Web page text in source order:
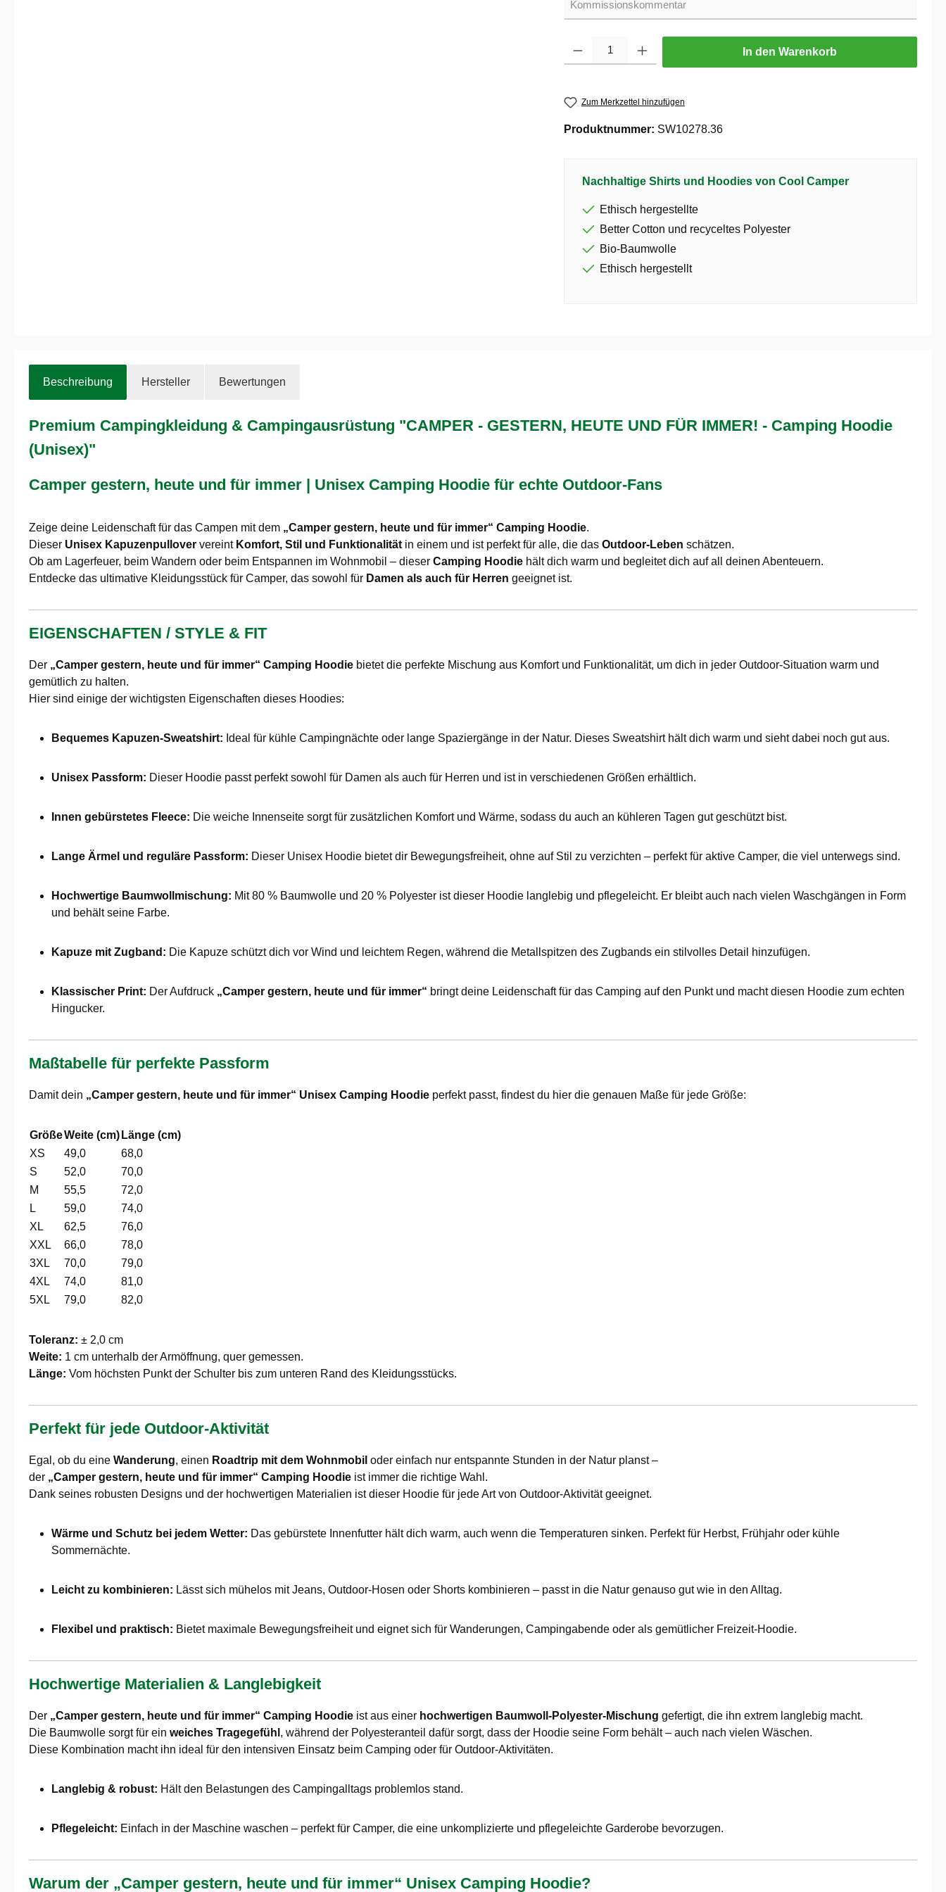
In den Warenkorb
Zum Merkzettel hinzufügen
Produktnummer: SW10278.36
Nachhaltige Shirts und Hoodies von Cool Camper
Ethisch hergestellte
Better Cotton und recyceltes Polyester
Bio-Baumwolle
Ethisch hergestellt
Beschreibung Hersteller Bewertungen
Premium Campingkleidung & Campingausrüstung "CAMPER - GESTERN, HEUTE UND FÜR IMMER! - Camping Hoodie
(Unisex)"
Camper gestern, heute und für immer | Unisex Camping Hoodie für echte Outdoor-Fans
Zeige deine Leidenschaft für das Campen mit dem „Camper gestern, heute und für immer“ Camping Hoodie.
Dieser Unisex Kapuzenpullover vereint Komfort, Stil und Funktionalität in einem und ist perfekt für alle, die das Outdoor-Leben schätzen.
Ob am Lagerfeuer, beim Wandern oder beim Entspannen im Wohnmobil – dieser Camping Hoodie hält dich warm und begleitet dich auf all deinen Abenteuern.
Entdecke das ultimative Kleidungsstück für Camper, das sowohl für Damen als auch für Herren geeignet ist.
EIGENSCHAFTEN / STYLE & FIT
Der „Camper gestern, heute und für immer“ Camping Hoodie bietet die perfekte Mischung aus Komfort und Funktionalität, um dich in jeder Outdoor-Situation warm und
gemütlich zu halten.
Hier sind einige der wichtigsten Eigenschaften dieses Hoodies:
Bequemes Kapuzen-Sweatshirt: Ideal für kühle Campingnächte oder lange Spaziergänge in der Natur. Dieses Sweatshirt hält dich warm und sieht dabei noch gut aus.
Unisex Passform: Dieser Hoodie passt perfekt sowohl für Damen als auch für Herren und ist in verschiedenen Größen erhältlich.
Innen gebürstetes Fleece: Die weiche Innenseite sorgt für zusätzlichen Komfort und Wärme, sodass du auch an kühleren Tagen gut geschützt bist.
Lange Ärmel und reguläre Passform: Dieser Unisex Hoodie bietet dir Bewegungsfreiheit, ohne auf Stil zu verzichten – perfekt für aktive Camper, die viel unterwegs sind.
Hochwertige Baumwollmischung: Mit 80 % Baumwolle und 20 % Polyester ist dieser Hoodie langlebig und pflegeleicht. Er bleibt auch nach vielen Waschgängen in Form
und behält seine Farbe.
Kapuze mit Zugband: Die Kapuze schützt dich vor Wind und leichtem Regen, während die Metallspitzen des Zugbands ein stilvolles Detail hinzufügen.
Klassischer Print: Der Aufdruck „Camper gestern, heute und für immer“ bringt deine Leidenschaft für das Camping auf den Punkt und macht diesen Hoodie zum echten
Hingucker.
Maßtabelle für perfekte Passform
Damit dein „Camper gestern, heute und für immer“ Unisex Camping Hoodie perfekt passt, findest du hier die genauen Maße für jede Größe:
GrößeWeite (cm) Länge (cm)
XS
49,0
68,0
S
52,0
70,0
M
55,5
72,0
L
59,0
74,0
XL
62,5
76,0
XXL
66,0
78,0
3XL
70,0
79,0
4XL
74,0
81,0
5XL
79,0 82,0
Toleranz: ± 2,0 cm
Weite: 1 cm unterhalb der Armöffnung, quer gemessen.
Länge: Vom höchsten Punkt der Schulter bis zum unteren Rand des Kleidungsstücks.
Perfekt für jede Outdoor-Aktivität
Egal, ob du eine Wanderung, einen Roadtrip mit dem Wohnmobil oder einfach nur entspannte Stunden in der Natur planst –
der „Camper gestern, heute und für immer“ Camping Hoodie ist immer die richtige Wahl.
Dank seines robusten Designs und der hochwertigen Materialien ist dieser Hoodie für jede Art von Outdoor-Aktivität geeignet.
Wärme und Schutz bei jedem Wetter: Das gebürstete Innenfutter hält dich warm, auch wenn die Temperaturen sinken. Perfekt für Herbst, Frühjahr oder kühle
Sommernächte.
Leicht zu kombinieren: Lässt sich mühelos mit Jeans, Outdoor-Hosen oder Shorts kombinieren – passt in die Natur genauso gut wie in den Alltag.
Flexibel und praktisch: Bietet maximale Bewegungsfreiheit und eignet sich für Wanderungen, Campingabende oder als gemütlicher Freizeit-Hoodie.
Hochwertige Materialien & Langlebigkeit
Der „Camper gestern, heute und für immer“ Camping Hoodie ist aus einer hochwertigen Baumwoll-Polyester-Mischung gefertigt, die ihn extrem langlebig macht.
Die Baumwolle sorgt für ein weiches Tragegefühl , während der Polyesteranteil dafür sorgt, dass der Hoodie seine Form behält – auch nach vielen Wäschen.
Diese Kombination macht ihn ideal für den intensiven Einsatz beim Camping oder für Outdoor-Aktivitäten.
Langlebig & robust: Hält den Belastungen des Campingalltags problemlos stand.
Pflegeleicht: Einfach in der Maschine waschen – perfekt für Camper, die eine unkomplizierte und pflegeleichte Garderobe bevorzugen.
Warum der „Camper gestern, heute und für immer“ Unisex Camping Hoodie?